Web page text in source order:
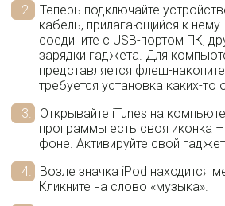
Теперь подключайте
кабель, прилагающийся к
соедините с USB-портом ПК,
зарядки гаджета. Для
представляется флеш-
требуется установка каких-
Открывайте iTunes на
программы есть своя иконка
фоне. Активируйте свой
Возле значка iPod находится
Кликните на слово «музыка».